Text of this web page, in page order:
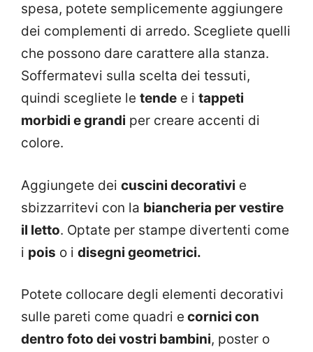
spesa, potete semplicemente aggiungere
dei complementi di arredo. Scegliete quelli
che possono dare carattere alla stanza.
Soffermatevi sulla scelta dei tessuti,
quindi scegliete le tende e i tappeti
morbidi e grandi per creare accenti di
colore.
Aggiungete dei cuscini decorativi e
sbizzarritevi con la biancheria per vestire
il letto. Optate per stampe divertenti come
i pois o i disegni geometrici.
Potete collocare degli elementi decorativi
sulle pareti come quadri e cornici con
dentro foto dei vostri bambini, poster o